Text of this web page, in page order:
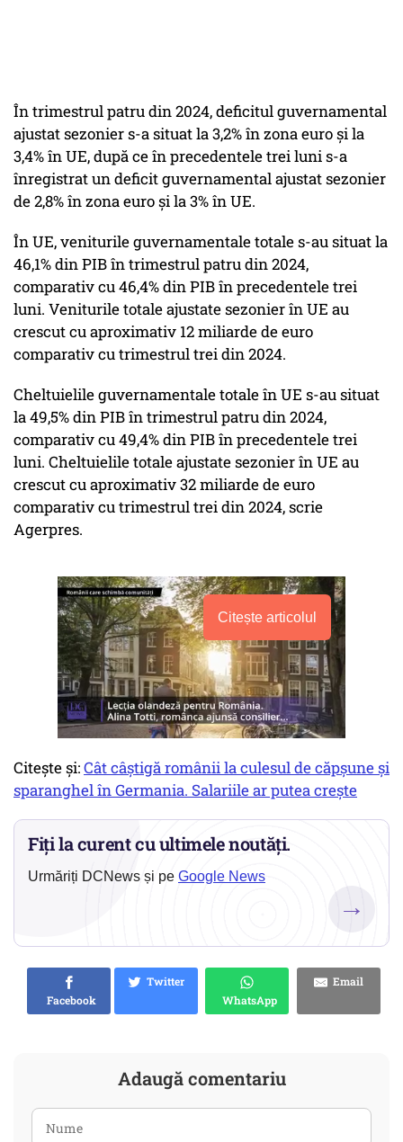
În trimestrul patru din 2024, deficitul guvernamental
ajustat sezonier s-a situat la 3,2% în zona euro şi la
3,4% în UE, după ce în precedentele trei luni s-a
înregistrat un deficit guvernamental ajustat sezonier
de 2,8% în zona euro şi la 3% în UE.
În UE, veniturile guvernamentale totale s-au situat la
46,1% din PIB în trimestrul patru din 2024,
comparativ cu 46,4% din PIB în precedentele trei
luni. Veniturile totale ajustate sezonier în UE au
crescut cu aproximativ 12 miliarde de euro
comparativ cu trimestrul trei din 2024.
Cheltuielile guvernamentale totale în UE s-au situat
la 49,5% din PIB în trimestrul patru din 2024,
comparativ cu 49,4% din PIB în precedentele trei
luni. Cheltuielile totale ajustate sezonier în UE au
crescut cu aproximativ 32 miliarde de euro
comparativ cu trimestrul trei din 2024, scrie
Agerpres.
Citește articolul
Citește și:Cât câștigă românii la culesul de căpșune și
sparanghel în Germania. Salariile ar putea crește
Fiți la curent cu ultimele noutăți.
Urmăriți DCNews și pe Google News
→
Facebook
Twitter
WhatsApp
Email
Adaugă comentariu